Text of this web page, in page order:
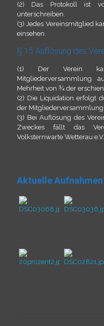
(2) Das Protokoll ist
unterschreiben.
(3) Jedes Vereinsmitglied
einsehen.
§ 15 Auflösung des
(1) Der Verein
Mitgliederversammlung
Mehrheit von ¾ der
(2) Die Liquidation erfolgt
der
(3) Bei Auflösung des
Zweckes fällt das
Volksternwarte Wetterau e.V.
Aktuelle